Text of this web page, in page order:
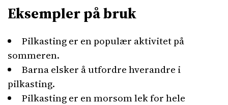
Eksempler på bruk
Pilkasting er en populær aktivitet på
sommeren.
Barna elsker å utfordre hverandre i
pilkasting.
Pilkasting er en morsom lek for hele